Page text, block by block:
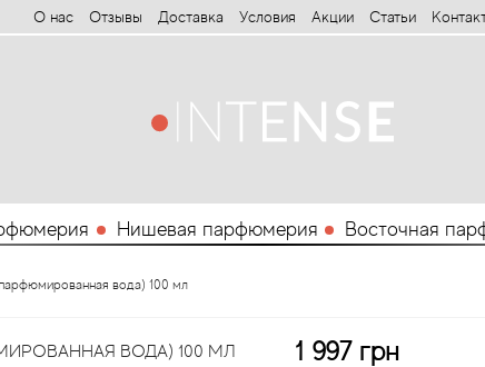
О нас Отзывы Доставка Условия Aкции Статьи
Нишевая парфюмерия Восточная
вода) 100 мл
ВОДА) 100 МЛ 1 997 грн